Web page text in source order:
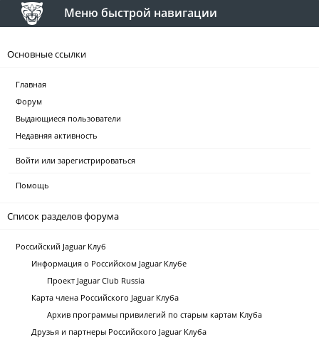
Меню быстрой навигации
Основные ссылки
Главная
Форум
Выдающиеся пользователи
Недавняя активность
Войти или зарегистрироваться
Помощь
Список разделов форума
Российский Jaguar Клуб
Информация о Российском Jaguar Клубе
Проект Jaguar Club Russia
Карта члена Российского Jaguar Клуба
Архив программы привилегий по старым картам Клуба
Друзья и партнеры Российского Jaguar Клуба